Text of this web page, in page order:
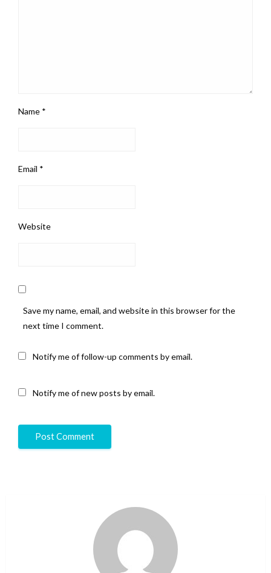
Name *
Email *
Website
Save my name, email, and website in this browser for the
next time I comment.
Notify me of follow-up comments by email.
Notify me of new posts by email.